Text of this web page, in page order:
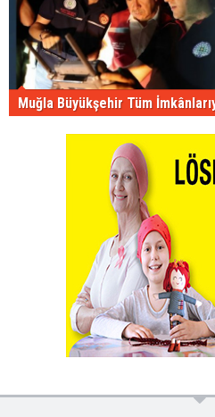
Muğla Büyükşehir Tüm